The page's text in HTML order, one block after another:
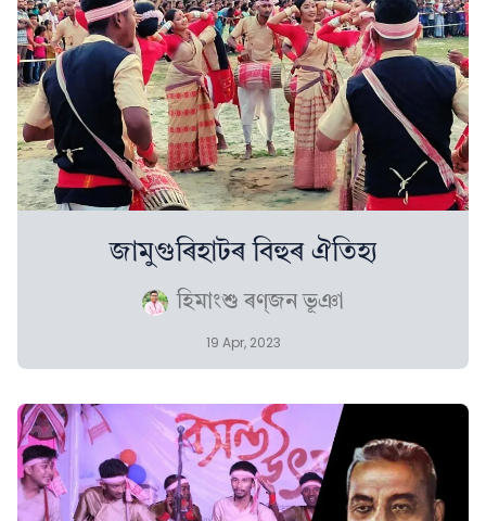
জামুগুৰিহাটৰ বিহুৰ ঐতিহ্য
হিমাংশু ৰণ্‌জন ভূঞা
19 Apr, 2023